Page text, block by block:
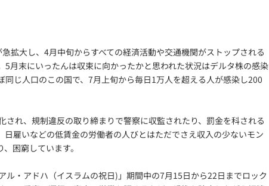
拡大し、4月中旬からすべての経済活動や交通機関がストップされる
5月末にいったんは収束に向かったかと思われた状況はデルタ株の感染
同じ人口のこの国で、7月上旬から毎日1万人を超える人が感染し200
され、規制違反の取り締まりで警察に収監されたり、罰金を科される
日雇いなどの低賃金の労働者の人びとはただでさえ収入の少ないモン
困窮しています。
ル・アドハ（イスラムの祝日)」期間中の7月15日から22日までロック